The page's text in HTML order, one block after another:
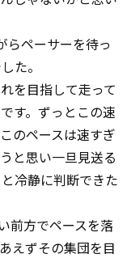
らペーサーを待っ
た。
を目指して走って
す。ずっとこの速
のペースは速すぎ
と思い一旦見送る
冷静に判断できた
前方でペースを落
えずその集団を目